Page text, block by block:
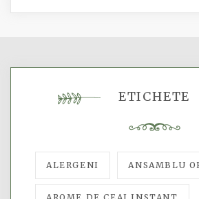
ETICHETE
ALERGENI ANSAMBLU